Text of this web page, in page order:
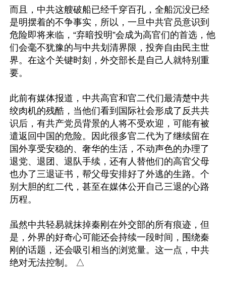
而且，中共这艘破船已经千穿百孔，全船沉没已经
是明摆着的不争事实，所以，一旦中共官员意识到
危险即将来临，“弃暗投明”会成为高官们的首选，他
们会毫不犹豫的与中共划清界限，投奔自由民主世
界。在这个关键时刻，外交部长是自己人就特别重
要。
此前有媒体报道，中共高官和官二代们最清楚中共
绞肉机的残酷，当他们看到国际社会形成了反共共
识后，有共产党员背景的人将不受欢迎，可能有被
遣返回中国的危险。因此很多官二代为了继续留在
国外享受安稳的、奢华的生活，不动声色的办理了
退党、退团、退队手续，还有人替他们的高官父母
也办了三退证书，帮父母安排好了外逃的生路。个
别大胆的红二代，甚至在媒体公开自己三退的心路
历程。
虽然中共轻易就抹掉秦刚在外交部的所有痕迹，但
是，外界的好奇心可能还会持续一段时间，围绕秦
刚的话题，还会吸引相当的浏览量。这一点，中共